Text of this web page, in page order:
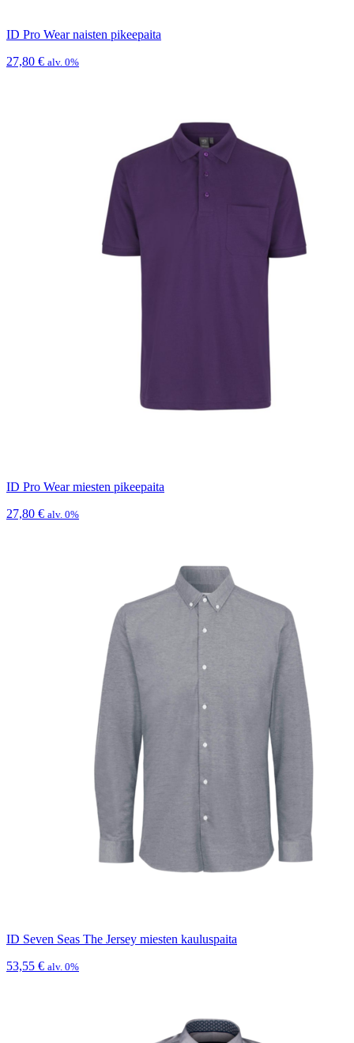
ID Pro Wear naisten pikeepaita
27,80 € alv. 0%
ID Pro Wear miesten pikeepaita
27,80 € alv. 0%
ID Seven Seas The Jersey miesten kauluspaita
53,55 € alv. 0%